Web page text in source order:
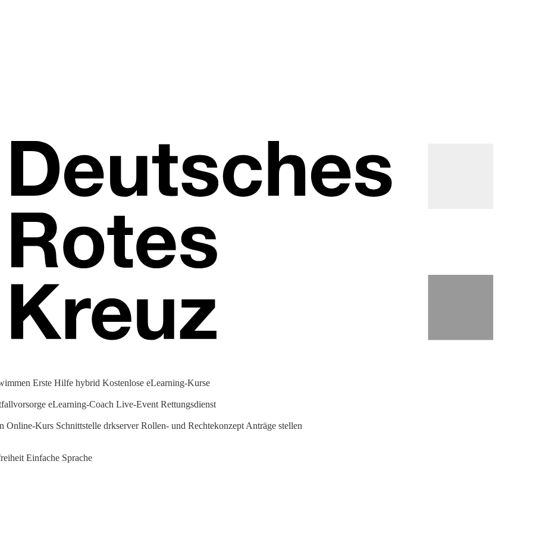
Erste Hilfe hybrid Kostenlose eLearning-Kurse
eLearning-Coach Live-Event Rettungsdienst
Online-Kurs Schnittstelle drkserver Rollen- und Rechtekonzept Anträge stellen
Einfache Sprache